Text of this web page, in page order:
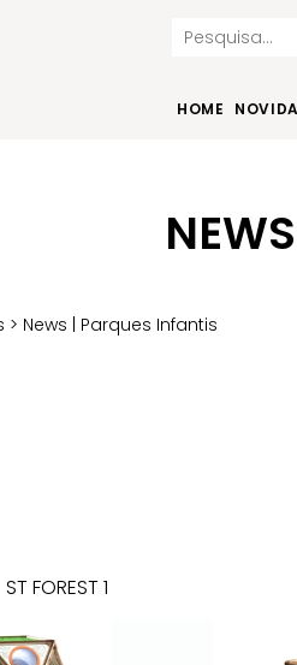
HOME
> News | Parques Infantis
ST FOREST 1